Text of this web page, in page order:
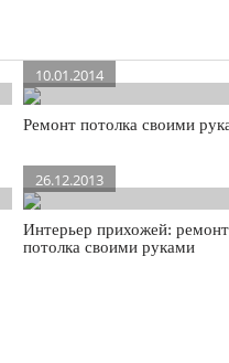
10.01.2014
Ремонт потолка своими
26.12.2013
Интерьер прихожей: ремонт
потолка своими руками